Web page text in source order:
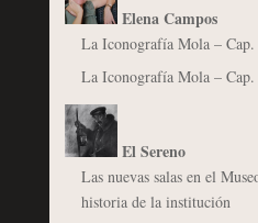
Elena Campos
La Iconografía Mola –
La Iconografía Mola –
El Sereno
Las nuevas salas en el
historia de la institución